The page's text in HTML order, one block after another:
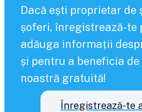
Dacă ești proprietar de
șoferi, înregistrează-te
adăuga informații
și pentru a beneficia
noastră gratuită!
Înregistrează-te